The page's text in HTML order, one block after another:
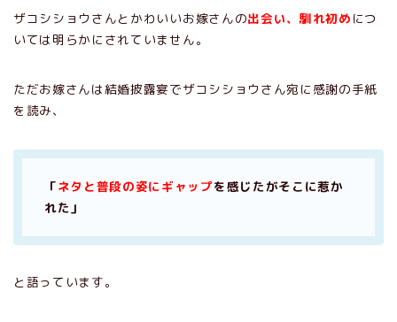
ザコシショウさんとかわいいお嫁さんの出会い、馴れ初め につ
いては明らかにされていません。
ただお嫁さんは結婚披露宴でザコシショウさん宛に感謝の手紙
を読み、
「ネタと普段の姿にギャップを感じたがそこに惹か
れた」
と語っています。